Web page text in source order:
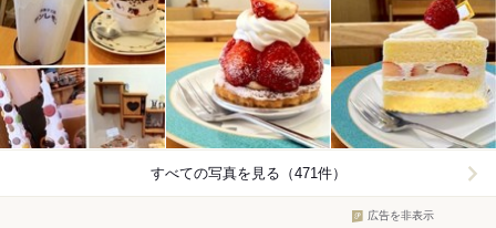
すべての写真を見る（471件）
広告を非表示